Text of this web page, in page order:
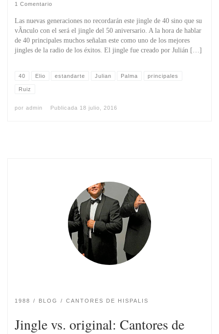
1 Comentario
Las nuevas generaciones no recordarán este jingle de 40 sino que su
vÃ­nculo con el será el jingle del 50 aniversario. A la hora de hablar
de 40 principales muchos señalan este como uno de los mejores
jingles de la radio de los éxitos. El jingle fue creado por Julián […]
40 Elio estandarte Julian Palma principales
Ruiz
por admin Publicada 18 julio, 2016
1988 BLOG CANTORES DE HISPALIS
Jingle vs. original: Cantores de